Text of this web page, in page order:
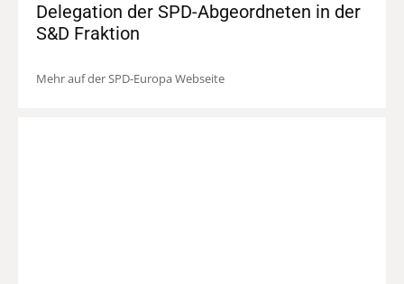
Delegation der SPD-Abgeordneten in der
S&D Fraktion
Mehr auf der SPD-Europa Webseite